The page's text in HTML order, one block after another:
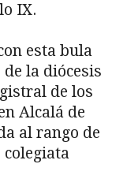
IX.
esta bula
la diócesis
de los
Alcalá de
al rango de
colegiata